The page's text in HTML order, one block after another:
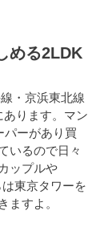
める2LDK
・京浜東北線
あります。マン
パーがあり買
いるので日々
ップルや
東京タワーを
ますよ。